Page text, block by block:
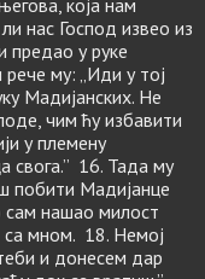
која нам
нас Господ извео из
предао у руке
му: „Иди у тој
Мадијанских. Не
чим ћу избавити
у племену
свога.” 16. Тада му
побити Мадијанце
сам нашао милост
са мном. 18. Немој
и донесем дар